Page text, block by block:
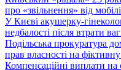
про «звільнення» від
У Києві акушерку-
недбалості після втрати
Подільська прокуратура
прав власності на
Компенсаційні виплати на